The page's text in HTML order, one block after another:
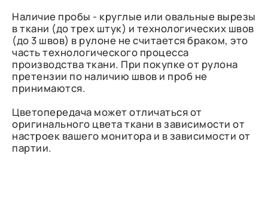
Наличие пробы - круглые или овальные вырезы
в ткани (до трех штук) и технологических швов
(до 3 швов) в рулоне не считается браком, это
часть технологического процесса
производства ткани. При покупке от рулона
претензии по наличию швов и проб не
принимаются.
Цветопередача может отличаться от
оригинального цвета ткани в зависимости от
настроек вашего монитора и в зависимости от
партии.